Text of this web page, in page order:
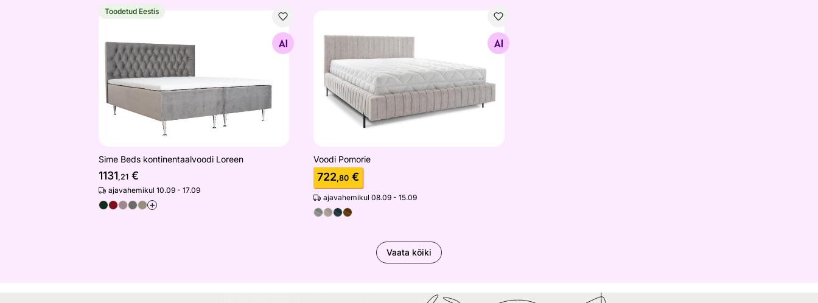
Toodetud Eestis
Sime Beds kontinentaalvoodi Loreen
1131,21 €
ajavahemikul 10.09 - 17.09
+
Voodi Pomorie
722,80 €
ajavahemikul 08.09 - 15.09
Vaata kõiki